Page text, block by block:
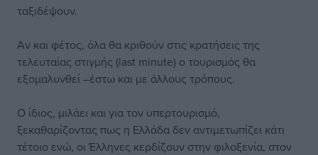
ταξιδέψουν.
Αν και φέτος, όλα θα κριθούν στις κρατήσεις της
τελευταίας στιγμής (last minute) ο τουρισμός θα
εξομαλυνθεί –έστω και με άλλους τρόπους.
Ο ίδιος, μιλάει και για τον υπερτουρισμό,
ξεκαθαρίζοντας πως η Ελλάδα δεν αντιμετωπίζει κάτι
τέτοιο ενώ, οι Έλληνες κερδίζουν στην φιλοξενία, στον